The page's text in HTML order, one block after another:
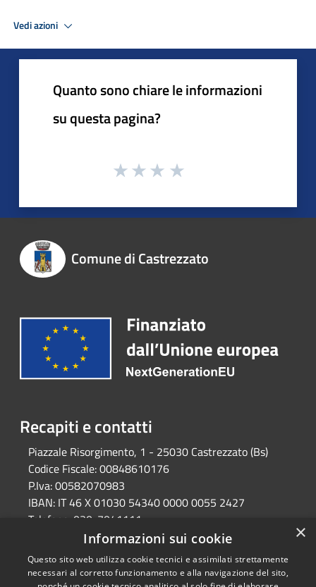
Vedi azioni
Quanto sono chiare le informazioni
su questa pagina?
Comune di Castrezzato
Recapiti e contatti
Piazzale Risorgimento, 1 - 25030 Castrezzato (Bs)
Codice Fiscale:00848610176
P.Iva:00582070983
IBAN: IT 46 X 01030 54340 0000 0055 2427
Telefono: 030-7041111
protocollo@comune.castrezzato.bs.it
Pec:
protocollo@pec.comune.castrezzato.bs.it
×
Informazioni sui cookie
Questo sito web utilizza cookie tecnici e assimilati strettamente
necessari al corretto funzionamento e alla navigazione del sito,